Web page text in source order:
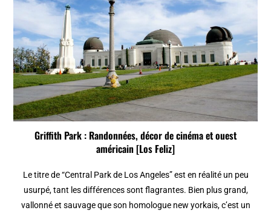
Griffith Park : Randonnées, décor de cinéma et ouest
américain [Los Feliz]
Le titre de “Central Park de Los Angeles” est en réalité un peu
usurpé, tant les différences sont flagrantes. Bien plus grand,
vallonné et sauvage que son homologue new yorkais, c’est un